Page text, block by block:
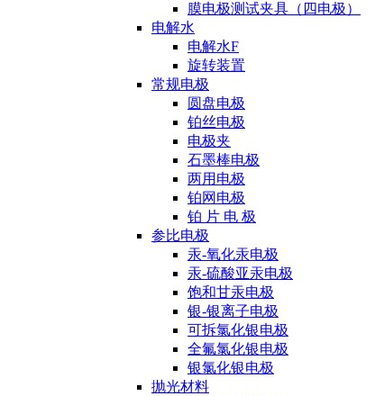
膜电极测试夹具（四电极）
电解水
电解水F
旋转装置
常规电极
圆盘电极
铂丝电极
电极夹
石墨棒电极
两用电极
铂网电极
铂 片 电 极
参比电极
汞-氧化汞电极
汞-硫酸亚汞电极
饱和甘汞电极
银-银离子电极
可拆氯化银电极
全氟氯化银电极
银氯化银电极
抛光材料